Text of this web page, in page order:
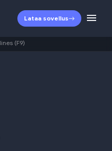
Lataa sovellus
(F9)